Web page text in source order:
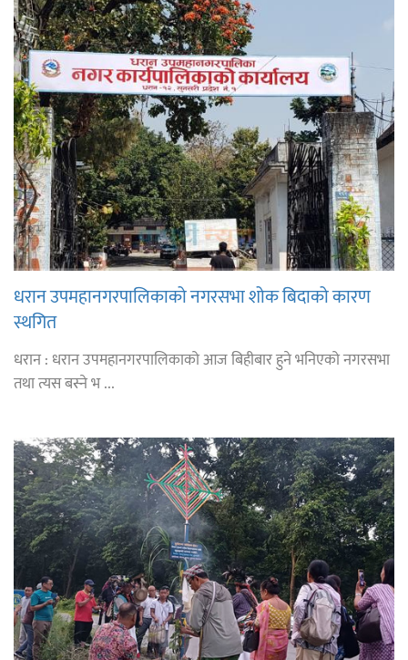
धरान उपमहानगरपालिकाको नगरसभा शोक बिदाको कारण
स्थगित
धरान : धरान उपमहानगरपालिकाको आज बिहीबार हुने भनिएको नगरसभा
तथा त्यस बस्ने भ ...